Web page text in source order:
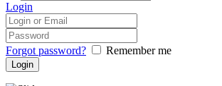
Login
Forgot password? Remember me